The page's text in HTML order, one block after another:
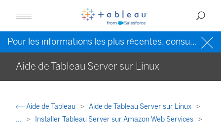
Pour les informations les plus récentes, consultez l’
Aide de Tableau Server sur Linux
Aide de Tableau
Aide de Tableau Server sur Linux
...
Installer Tableau Server sur Amazon Web Services